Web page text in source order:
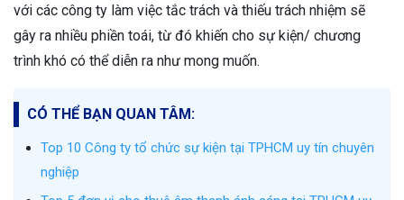
với các công ty làm việc tắc trách và thiếu trách nhiệm sẽ
gây ra nhiều phiền toái, từ đó khiến cho sự kiện/ chương
trình khó có thể diễn ra như mong muốn.
CÓ THỂ BẠN QUAN TÂM:
Top 10 Công ty tổ chức sự kiện tại TPHCM uy tín chuyên
nghiệp